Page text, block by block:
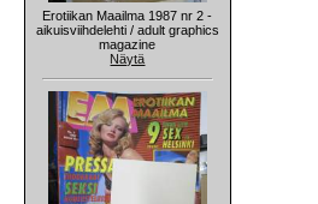
Erotiikan Maailma 1987 nr 2 -
aikuisviihdelehti / adult graphics
magazine
Näytä